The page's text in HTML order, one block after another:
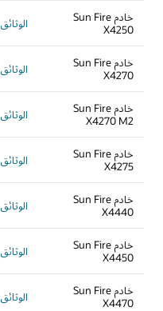
خادم Sun Fire
X4250
الوثائق
خادم Sun Fire
X4270
الوثائق
خادم Sun Fire
X4270 M2
الوثائق
خادم Sun Fire
X4275
الوثائق
خادم Sun Fire
X4440
الوثائق
خادم Sun Fire
X4450
الوثائق
خادم Sun Fire
X4470
الوثائق